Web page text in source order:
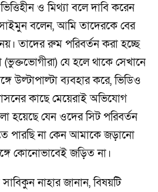
ও মিথ্যা বলে দাবি করেন
বলেন, আমি তাদেরকে বের
তাদের রুম পরিবর্তন করা হচ্ছে
(ভুক্তভোগীরা) যে হলে থাকে সেখানে
উল্টাপাল্টা ব্যবহার করে, ভিডিও
কাছে মেয়েরাই অভিযোগ
হয়েছে যেন ওদের সিট পরিবর্তন
পারছি না কেন আমাকে জড়ানো
কোনোভাবেই জড়িত না।
নাহার জানান, বিষয়টি